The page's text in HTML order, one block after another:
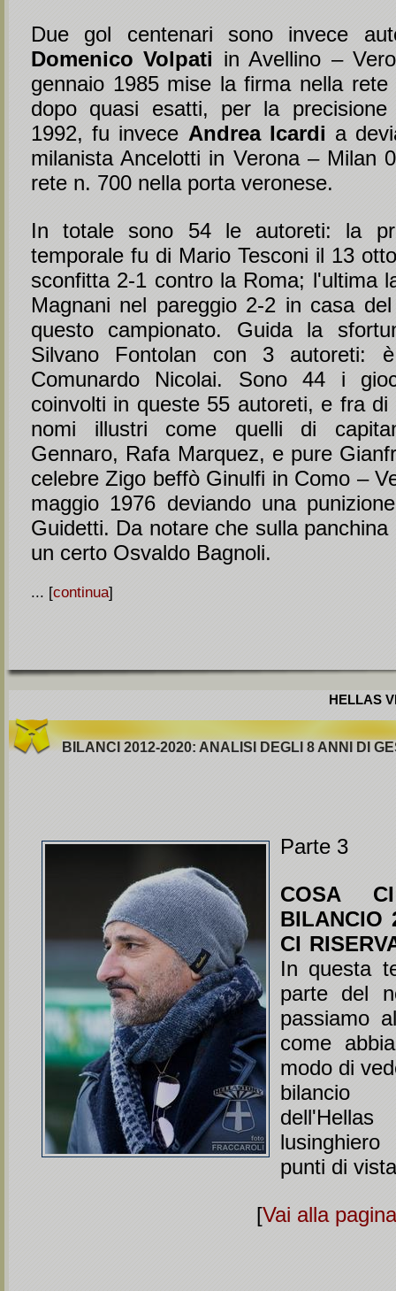
Due gol centenari sono invece
Domenico Volpati in Avellino –
gennaio 1985 mise la firma nella
dopo quasi esatti, per la
1992, fu invece Andrea Icardi a
milanista Ancelotti in Verona – Milan
rete n. 700 nella porta veronese.
In totale sono 54 le autoreti: la
temporale fu di Mario Tesconi il 13
sconfitta 2-1 contro la Roma; l'ultima
Magnani nel pareggio 2-2 in casa
questo campionato. Guida la
Silvano Fontolan con 3 autoreti:
Comunardo Nicolai. Sono 44 i
coinvolti in queste 55 autoreti, e fra
nomi illustri come quelli di
Gennaro, Rafa Marquez, e pure
celebre Zigo beffò Ginulfi in Como –
maggio 1976 deviando una
Guidetti. Da notare che sulla panchina
un certo Osvaldo Bagnoli.
... [continua]
HELLAS
BILANCI 2012-2020: ANALISI DEGLI 8 ANNI DI
Parte 3
COSA
BILANCIO
CI
In questa
parte del
passiamo
come
modo di
punti di
[Vai alla